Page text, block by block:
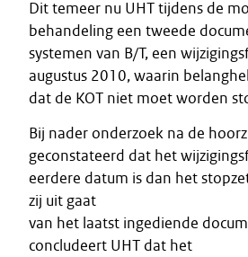
Dit temeer nu UHT tijdens de
behandeling een tweede
systemen van B/T, een
augustus 2010, waarin
dat de KOT niet moet worden
Bij nader onderzoek na de
geconstateerd dat het
eerdere datum is dan het
zij uit gaat
van het laatst ingediende
concludeert UHT dat het